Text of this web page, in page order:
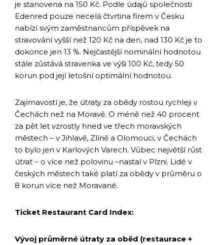
je stanovena na 150 Kč. Podle údajů společnosti
Edenred pouze necelá čtvrtina firem v Česku
nabízí svým zaměstnancům příspěvek na
stravování vyšší než 120 Kč na den, nad 130 Kč je to
dokonce jen 13 %. Nejčastější nominální hodnotou
stále zůstává stravenka ve výši 100 Kč, tedy 50
korun pod její letošní optimální hodnotou.
Zajímavostí je, že útraty za obědy rostou rychleji v
Čechách než na Moravě. O méně než 40 procent
za pět let vzrostly hned ve třech moravských
městech – v Jihlavě, Zlíně a Olomouci, v Čechách
to bylo jen v Karlových Varech. Vůbec největší růst
útrat – o více než polovinu –nastal v Plzni. Lidé v
českých městech také platí za obědy v průměru o
8 korun více než Moravané.
Ticket Restaurant Card Index:
Vývoj průměrné útraty za oběd (restaurace +